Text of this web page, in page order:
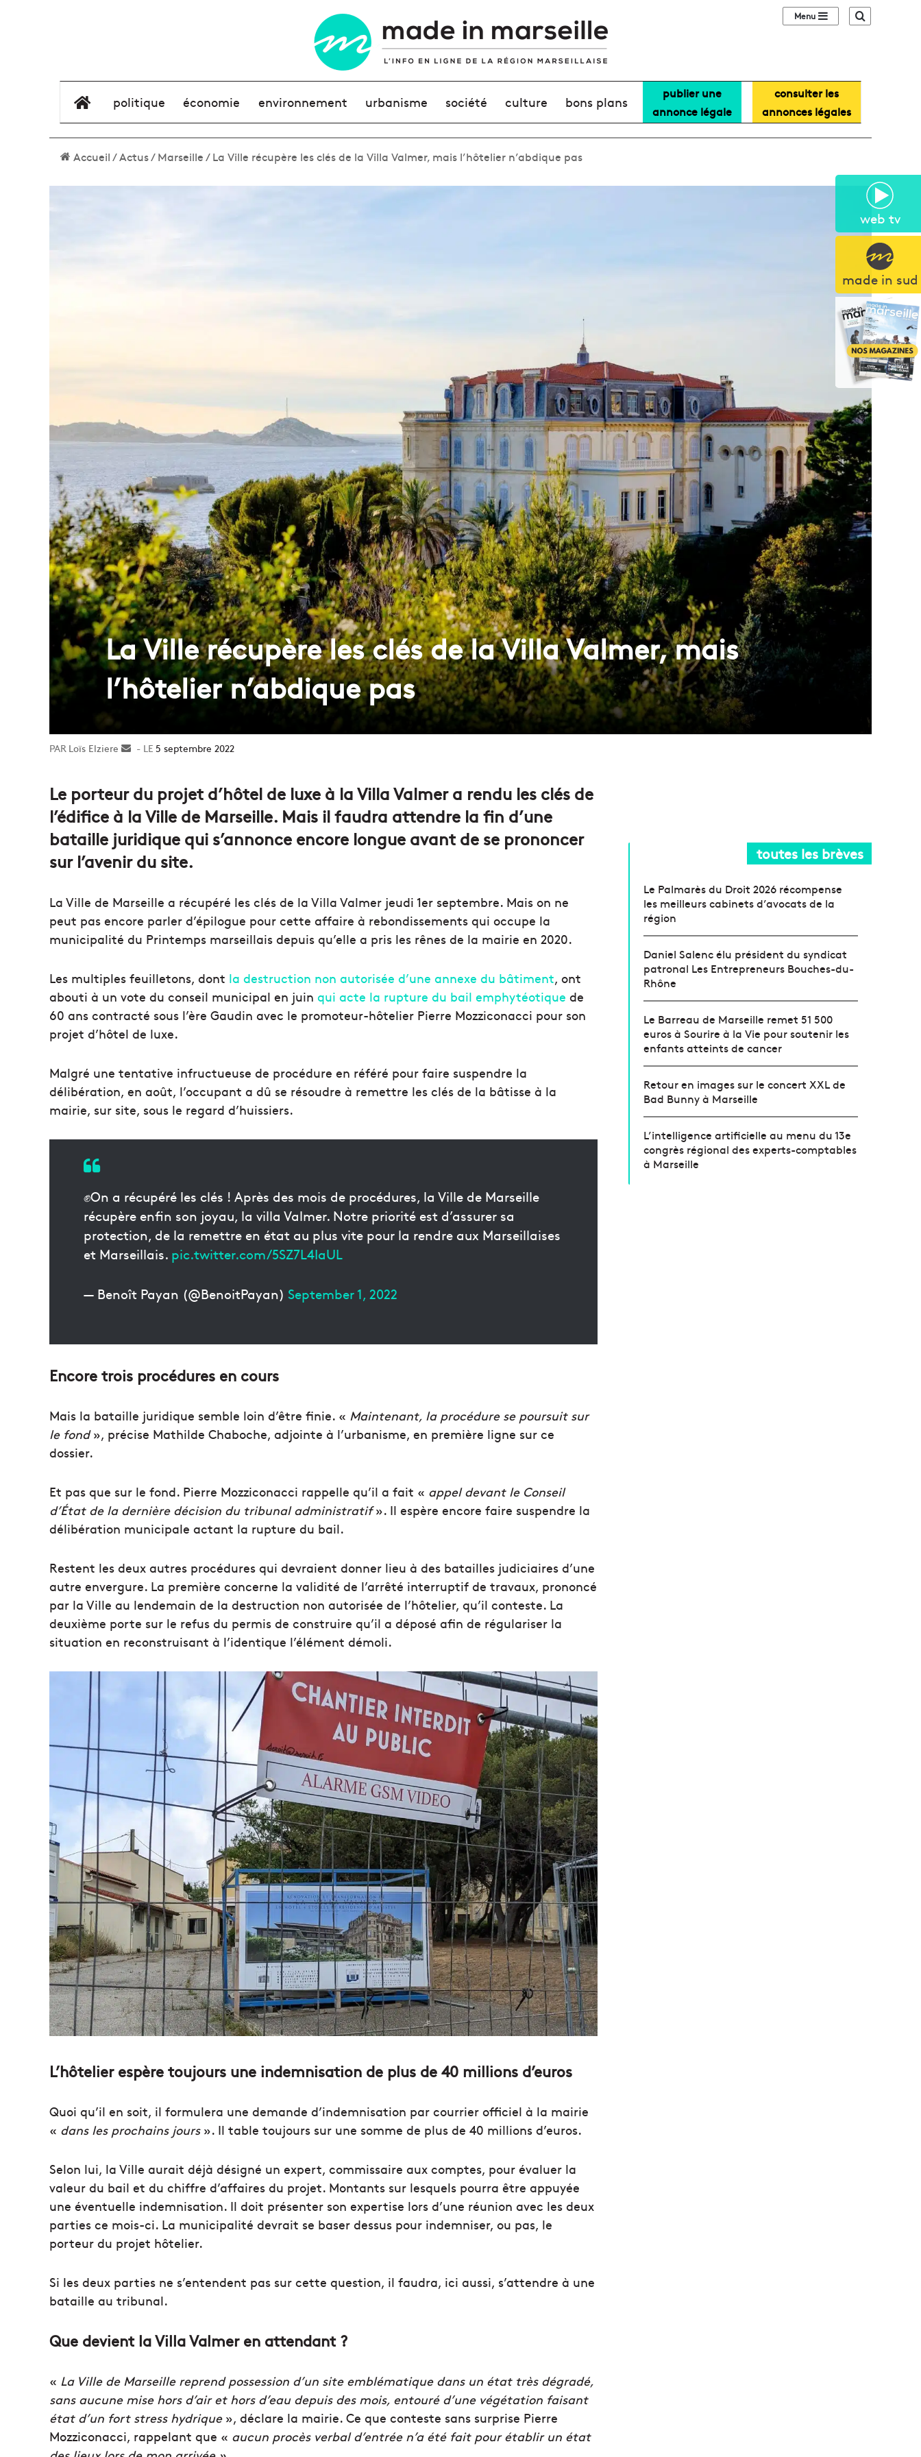
web tv
made in sud
Sidebar (barre
élément de menu
politique économie environnement urbanisme société culture bons plans
publier une
annonce légale
consulter les
annonces légales
Accueil/Actus/Marseille/La Ville récupère les clés de la Villa Valmer, mais l’hôtelier n’abdique pas
La Ville récupère les clés de la Villa Valmer, mais
l’hôtelier n’abdique pas
Loïs Elziere
Envoyer5 septembre 2022
Le porteur du projet d’hôtel de luxe à la Villa Valmer a rendu les clés de
l’édifice à la Ville de Marseille. Mais il faudra attendre la fin d’une
bataille juridique qui s’annonce encore longue avant de se prononcer
sur l’avenir du site.
La Ville de Marseille a récupéré les clés de la Villa Valmer jeudi 1er septembre. Mais on ne
peut pas encore parler d’épilogue pour cette affaire à rebondissements qui occupe la
municipalité du Printemps marseillais depuis qu’elle a pris les rênes de la mairie en 2020.
Les multiples feuilletons, dont la destruction non autorisée d’une annexe du bâtiment, ont
abouti à un vote du conseil municipal en juin qui acte la rupture du bail emphytéotique de
60 ans contracté sous l’ère Gaudin avec le promoteur-hôtelier Pierre Mozziconacci pour son
projet d’hôtel de luxe.
Malgré une tentative infructueuse de procédure en référé pour faire suspendre la
délibération, en août, l’occupant a dû se résoudre à remettre les clés de la bâtisse à la
mairie, sur site, sous le regard d’huissiers.
✊On a récupéré les clés ! Après des mois de procédures, la Ville de Marseille
récupère enfin son joyau, la villa Valmer. Notre priorité est d’assurer sa
protection, de la remettre en état au plus vite pour la rendre aux Marseillaises
et Marseillais. pic.twitter.com/5SZ7L4IaUL
— Benoît Payan (@BenoitPayan) September 1, 2022
Encore trois procédures en cours
Mais la bataille juridique semble loin d’être finie. « Maintenant, la procédure se poursuit sur
le fond», précise Mathilde Chaboche, adjointe à l’urbanisme, en première ligne sur ce
dossier.
Et pas que sur le fond. Pierre Mozziconacci rappelle qu’il a fait « appel devant le Conseil
d’État de la dernière décision du tribunal administratif». Il espère encore faire suspendre la
délibération municipale actant la rupture du bail.
Restent les deux autres procédures qui devraient donner lieu à des batailles judiciaires d’une
autre envergure. La première concerne la validité de l’arrêté interruptif de travaux, prononcé
par la Ville au lendemain de la destruction non autorisée de l’hôtelier, qu’il conteste. La
deuxième porte sur le refus du permis de construire qu’il a déposé afin de régulariser la
situation en reconstruisant à l’identique l’élément démoli.
L’hôtelier espère toujours une indemnisation de plus de 40 millions d’euros
Quoi qu’il en soit, il formulera une demande d’indemnisation par courrier officiel à la mairie
« dans les prochains jours». Il table toujours sur une somme de plus de 40 millions d’euros.
Selon lui, la Ville aurait déjà désigné un expert, commissaire aux comptes, pour évaluer la
valeur du bail et du chiffre d’affaires du projet. Montants sur lesquels pourra être appuyée
une éventuelle indemnisation. Il doit présenter son expertise lors d’une réunion avec les deux
parties ce mois-ci. La municipalité devrait se baser dessus pour indemniser, ou pas, le
porteur du projet hôtelier.
Si les deux parties ne s’entendent pas sur cette question, il faudra, ici aussi, s’attendre à une
bataille au tribunal.
Que devient la Villa Valmer en attendant ?
« La Ville de Marseille reprend possession d’un site emblématique dans un état très dégradé,
sans aucune mise hors d’air et hors d’eau depuis des mois, entouré d’une végétation faisant
état d’un fort stress hydrique», déclare la mairie. Ce que conteste sans surprise Pierre
Mozziconacci, rappelant que « aucun procès verbal d’entrée n’a été fait pour établir un état
toutes les brèves
Le Palmarès du Droit 2026 récompense
les meilleurs cabinets d’avocats de la
région
Daniel Salenc élu président du syndicat
patronal Les Entrepreneurs Bouches-du-
Rhône
Le Barreau de Marseille remet 51 500
euros à Sourire à la Vie pour soutenir les
enfants atteints de cancer
Retour en images sur le concert XXL de
Bad Bunny à Marseille
L’intelligence artificielle au menu du 13e
congrès régional des experts-comptables
à Marseille